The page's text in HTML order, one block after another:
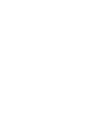
звонка.
мотор?
металл.
корпуса
объемы.